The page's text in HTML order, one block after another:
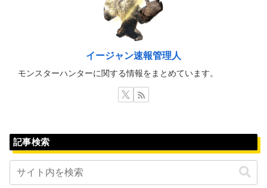
イージャン速報管理人
モンスターハンターに関する情報をまとめています。
記事検索